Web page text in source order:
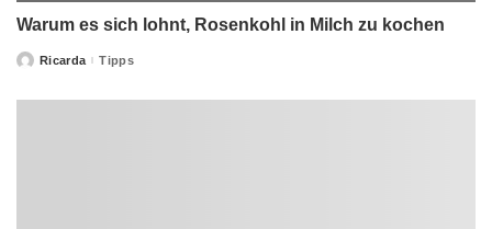
Warum es sich lohnt, Rosenkohl in Milch zu kochen
PostedRicarda Tipps